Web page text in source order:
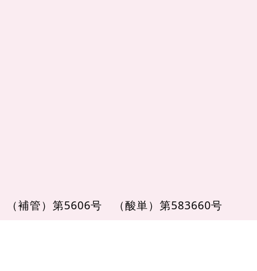
（補管）第5606号 （酸単）第583660号